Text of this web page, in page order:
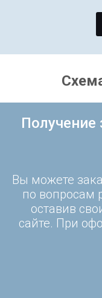
Получение
Вы можете
по вопросам
оставив
сайте. При